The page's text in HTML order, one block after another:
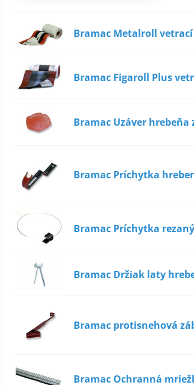
Bramac Metalroll
Bramac Figaroll Plus
Bramac Uzáver hrebeňa
Bramac Príchytka
Bramac Príchytka
Bramac Držiak laty
Bramac protisnehová
Bramac Ochranná